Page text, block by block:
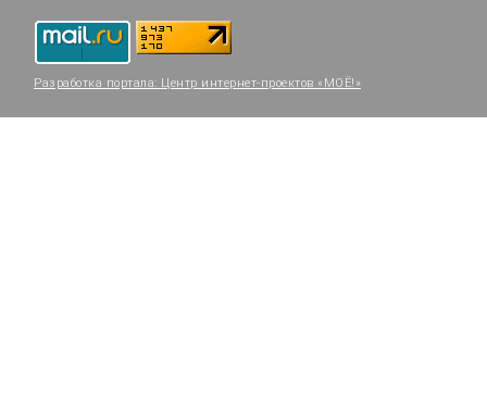
Разработка портала: Центр интернет-проектов «МОЁ!»